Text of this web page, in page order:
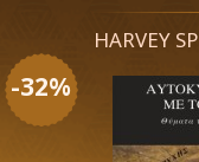
HARVEY
-32%